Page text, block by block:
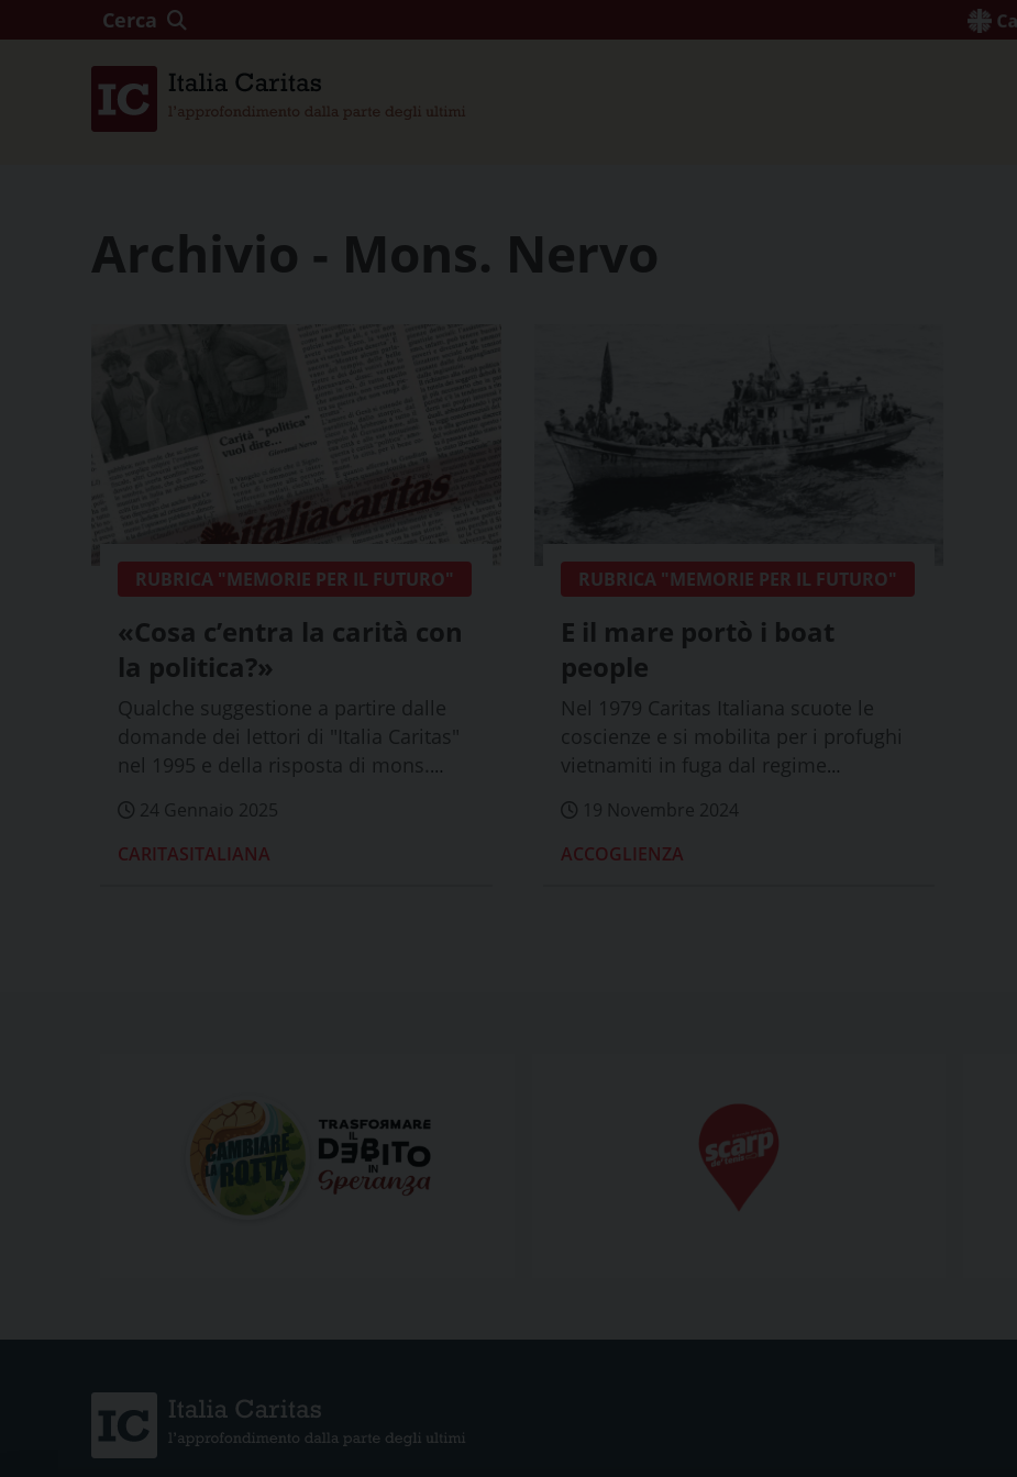
Cerca
Archivio - Mons. Nervo
RUBRICA "MEMORIE PER IL FUTURO"
«Cosa c’entra la carità con
la politica?»
Qualche suggestione a partire dalle
domande dei lettori di "Italia Caritas"
nel 1995 e della risposta di mons.
24 Gennaio 2025
CARITASITALIANA
RUBRICA "MEMORIE PER IL FUTURO"
E il mare portò i boat
people
Nel 1979 Caritas Italiana scuote le
coscienze e si mobilita per i profughi
vietnamiti in fuga dal regime
19 Novembre 2024
ACCOGLIENZA